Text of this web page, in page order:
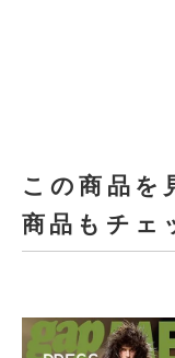
この商品を
商品もチェ